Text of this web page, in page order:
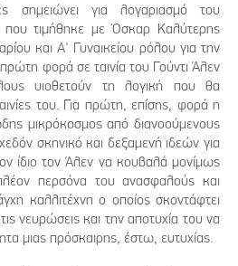
σημειώνει για λογαριασμό του
τιμήθηκε με Όσκαρ Καλύτερης
και Α' Γυναικείου ρόλου για την
φορά σε ταινία του Γούντι Άλεν
υιοθετούν τη λογική που θα
του. Για πρώτη, επίσης, φορά η
μικρόκοσμος από διανοούμενους
σκηνικό και δεξαμενή ιδεών για
ίδιο τον Άλεν να κουβαλά μονίμως
περσόνα του ανασφαλούς και
καλλιτέχνη ο οποίος σκοντάφτει
νευρώσεις και την αποτυχία του να
μιας πρόσκαιρης, έστω, ευτυχίας.